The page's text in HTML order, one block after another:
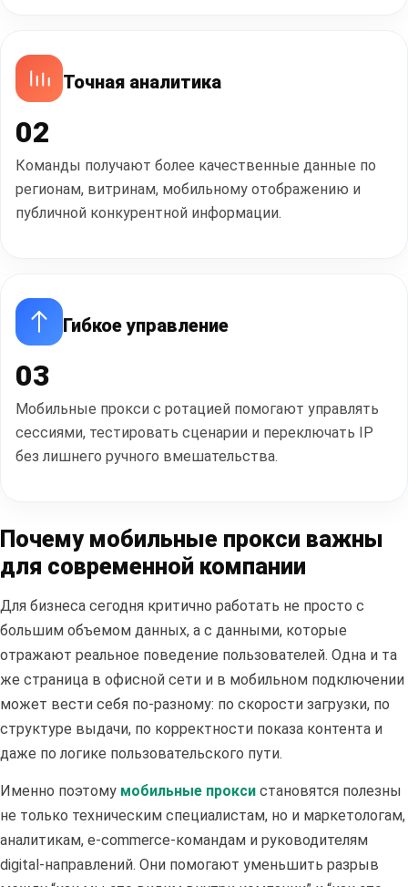
Точная аналитика
02
Команды получают более качественные данные по
регионам, витринам, мобильному отображению и
публичной конкурентной информации.
Гибкое управление
03
Мобильные прокси с ротацией помогают управлять
сессиями, тестировать сценарии и переключать IP
без лишнего ручного вмешательства.
Почему мобильные прокси важны
для современной компании
Для бизнеса сегодня критично работать не просто с
большим объемом данных, а с данными, которые
отражают реальное поведение пользователей. Одна и та
же страница в офисной сети и в мобильном подключении
может вести себя по-разному: по скорости загрузки, по
структуре выдачи, по корректности показа контента и
даже по логике пользовательского пути.
Именно поэтому мобильные прокси становятся полезны
не только техническим специалистам, но и маркетологам,
аналитикам, e-commerce-командам и руководителям
digital-направлений. Они помогают уменьшить разрыв